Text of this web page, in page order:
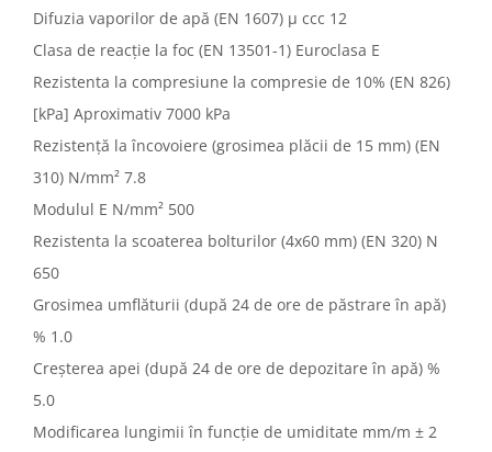
Difuzia vaporilor de apă (EN 1607) µ ccc 12
Clasa de reacție la foc (EN 13501-1) Euroclasa E
Rezistenta la compresiune la compresie de 10% (EN 826)
[kPa] Aproximativ 7000 kPa
Rezistență la încovoiere (grosimea plăcii de 15 mm) (EN
310) N/mm² 7.8
Modulul E N/mm² 500
Rezistenta la scoaterea bolturilor (4x60 mm) (EN 320) N
650
Grosimea umflăturii (după 24 de ore de păstrare în apă)
% 1.0
Creșterea apei (după 24 de ore de depozitare în apă) %
5.0
Modificarea lungimii în funcție de umiditate mm/m ± 2